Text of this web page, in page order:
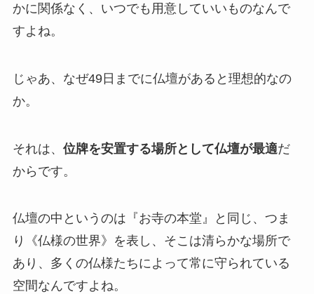
かに関係なく、いつでも用意していいものなんで
すよね。
じゃあ、なぜ49日までに仏壇があると理想的なの
か。
それは、 位牌を安置する場所として仏壇が最適だ
からです。
仏壇の中というのは『お寺の本堂』と同じ、つま
り《仏様の世界》を表し、そこは清らかな場所で
あり、多くの仏様たちによって常に守られている
空間なんですよね。